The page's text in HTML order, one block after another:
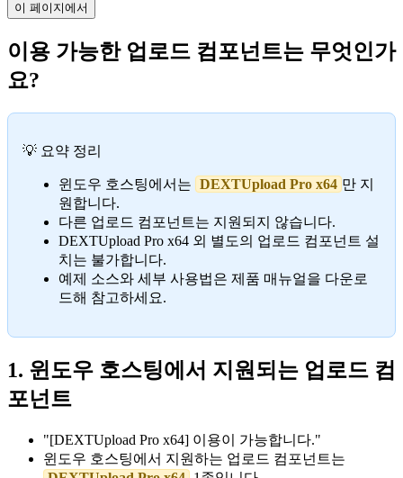
이 페이지에서
이용 가능한 업로드 컴포넌트는 무엇인가
요?
💡 요약 정리
윈도우 호스팅에서는 DEXTUpload Pro x64 만 지
원합니다.
다른 업로드 컴포넌트는 지원되지 않습니다.
DEXTUpload Pro x64 외 별도의 업로드 컴포넌트 설
치는 불가합니다.
예제 소스와 세부 사용법은 제품 매뉴얼을 다운로
드해 참고하세요.
1. 윈도우 호스팅에서 지원되는 업로드 컴
포넌트
"[DEXTUpload Pro x64] 이용이 가능합니다."
윈도우 호스팅에서 지원하는 업로드 컴포넌트는